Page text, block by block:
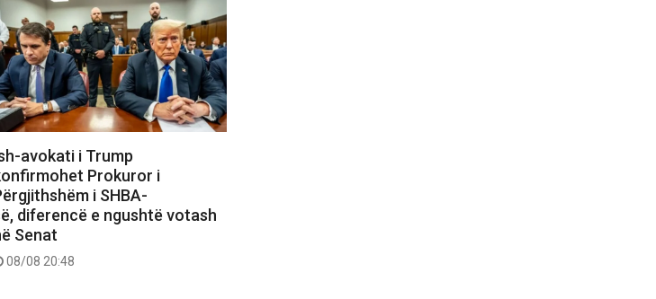
avokati i Trump
Prokuror i
i SHBA-
diferencë e ngushtë votash
Senat
08/08 20:48